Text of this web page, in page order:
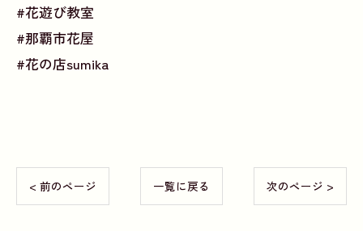
#花遊び教室
#那覇市花屋
#花の店sumika
< 前のページ 一覧に戻る 次のページ >